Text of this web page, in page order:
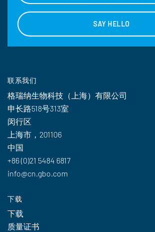
SAY HELLO
联系我们
格瑞纳生物科技（上海）有限公司
申长路518号313室
闵行区
上海市，201106
中国
+86 (0)21 5484 6817
info@cn.gbo.com
下载
下载
质量证书